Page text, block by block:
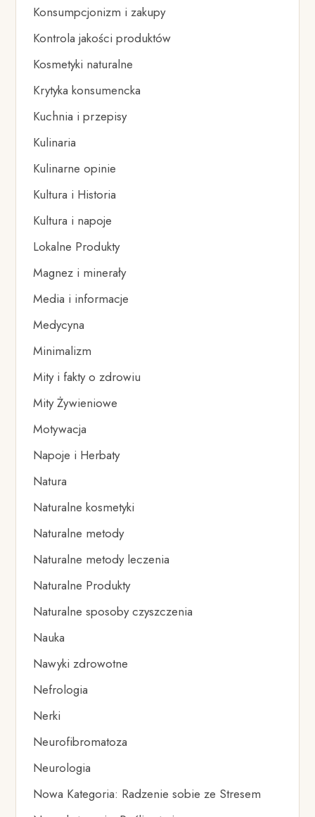
Konsumpcjonizm i zakupy
Kontrola jakości produktów
Kosmetyki naturalne
Krytyka konsumencka
Kuchnia i przepisy
Kulinaria
Kulinarne opinie
Kultura i Historia
Kultura i napoje
Lokalne Produkty
Magnez i minerały
Media i informacje
Medycyna
Minimalizm
Mity i fakty o zdrowiu
Mity Żywieniowe
Motywacja
Napoje i Herbaty
Natura
Naturalne kosmetyki
Naturalne metody
Naturalne metody leczenia
Naturalne Produkty
Naturalne sposoby czyszczenia
Nauka
Nawyki zdrowotne
Nefrologia
Nerki
Neurofibromatoza
Neurologia
Nowa Kategoria: Radzenie sobie ze Stresem